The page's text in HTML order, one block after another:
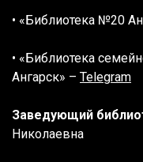
• «Библиотека №20
• «Библиотека
Ангарск» – Telegram
Заведующий
Николаевна